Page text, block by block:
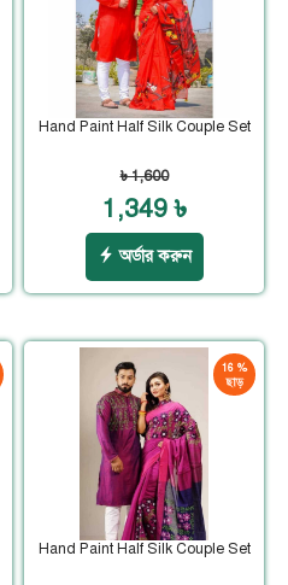
Hand Paint Half Silk Couple Set
৳ 1,600
1,349 ৳
অর্ডার করুন
16 %
ছাড়
Hand Paint Half Silk Couple Set